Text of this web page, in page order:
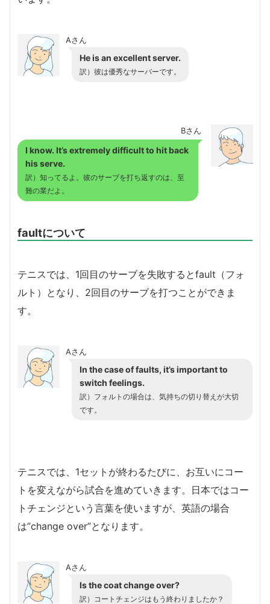
Aさん
He is an excellent server.
訳）彼は優秀なサーバーです。
Bさん
I know. It’s extremely difficult to hit back
his serve.
訳）知ってるよ。彼のサーブを打ち返すのは、至
難の業だよ。
faultについて
テニスでは、1回目のサーブを失敗するとfault（フォ
ルト）となり、2回目のサーブを打つことができま
す。
Aさん
In the case of faults, it’s important to
switch feelings.
訳）フォルトの場合は、気持ちの切り替えが大切
です。
テニスでは、1セットが終わるたびに、お互いにコー
トを変えながら試合を進めていきます。日本ではコー
トチェンジという言葉を使いますが、英語の場合
は”change over”となります。
Aさん
Is the coat change over?
訳）コートチェンジはもう終わりましたか？